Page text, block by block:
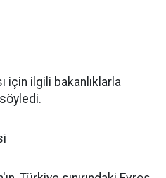
için ilgili bakanlıklarla
söyledi.